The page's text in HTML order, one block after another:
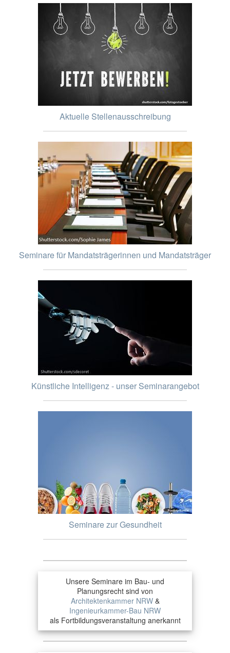
Aktuelle Stellenausschreibung
Seminare für Mandatsträgerinnen und Mandatsträger
Künstliche Intelligenz - unser Seminarangebot
Seminare zur Gesundheit
Unsere Seminare im Bau- und
Planungsrecht sind von
Architektenkammer NRW&
Ingenieurkammer-Bau NRW
als Fortbildungsveranstaltung anerkannt